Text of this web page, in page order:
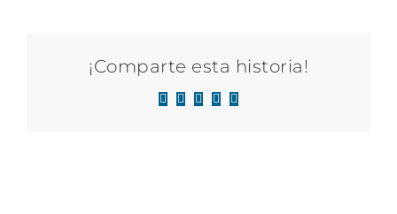
¡Comparte esta historia!
Facebook
X LinkedIn
WhatsApp
Correo